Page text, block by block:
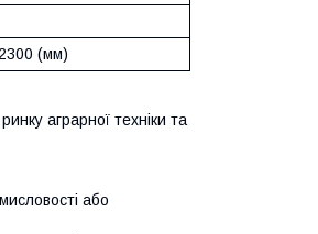
(мм)
аграрної техніки та
або